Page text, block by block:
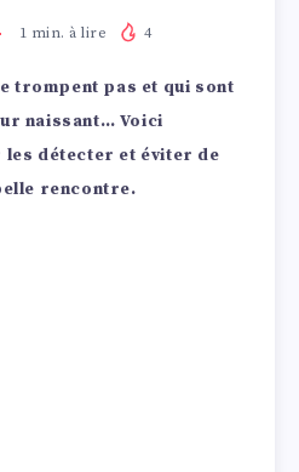
1 min. à lire 4
trompent pas et qui sont
naissant… Voici
détecter et éviter de
rencontre.